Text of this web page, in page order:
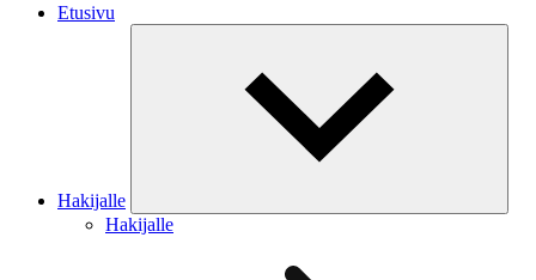
Etusivu
Hakijalle
Hakijalle